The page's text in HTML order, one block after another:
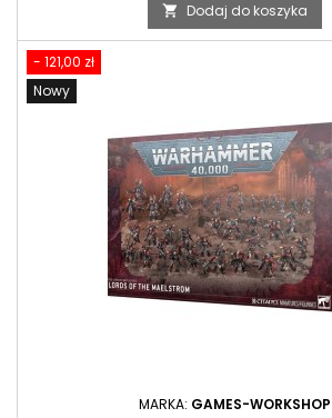
 Dodaj do koszyka
- 121,00 zł
Nowy
MARKA: GAMES-WORKSHOP